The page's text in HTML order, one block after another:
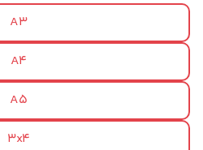
A3
A4
A5
3x4